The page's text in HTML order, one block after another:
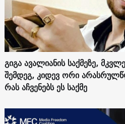
გიგა ავალიანის საქმეზე,
შემდეგ, კიდევ ორი
რას აჩვენებს ეს საქმე